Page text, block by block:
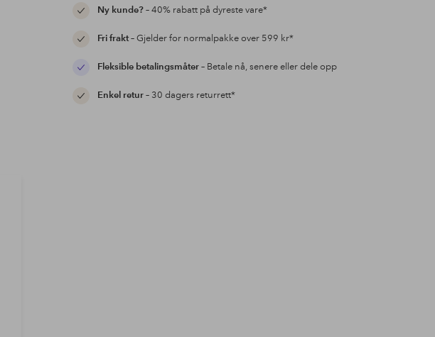
Ny kunde?– 40% rabatt på dyreste vare*
Fri frakt– Gjelder for normalpakke over 599 kr*
Fleksible betalingsmåter– Betale nå, senere eller dele opp
Enkel retur– 30 dagers returrett*